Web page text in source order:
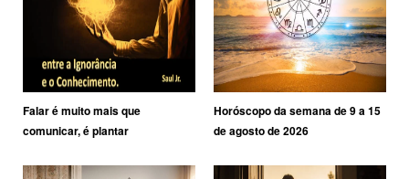
Falar é muito mais que
comunicar, é plantar
Horóscopo da semana de 9 a 15
de agosto de 2026